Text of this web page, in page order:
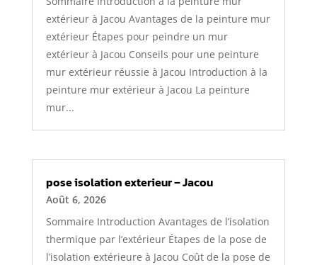
extérieur à Jacou Avantages de la peinture mur
extérieur Étapes pour peindre un mur
extérieur à Jacou Conseils pour une peinture
mur extérieur réussie à Jacou Introduction à la
peinture mur extérieur à Jacou La peinture
mur...
pose isolation exterieur – Jacou
Août 6, 2026
Sommaire Introduction Avantages de l’isolation
thermique par l’extérieur Étapes de la pose de
l’isolation extérieure à Jacou Coût de la pose de